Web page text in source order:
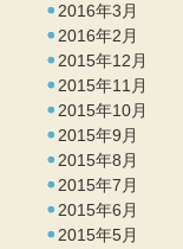
2016年3月
2016年2月
2015年12月
2015年11月
2015年10月
2015年9月
2015年8月
2015年7月
2015年6月
2015年5月